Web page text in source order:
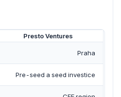
Presto Ventures
Praha
Pre-seed a seed investice